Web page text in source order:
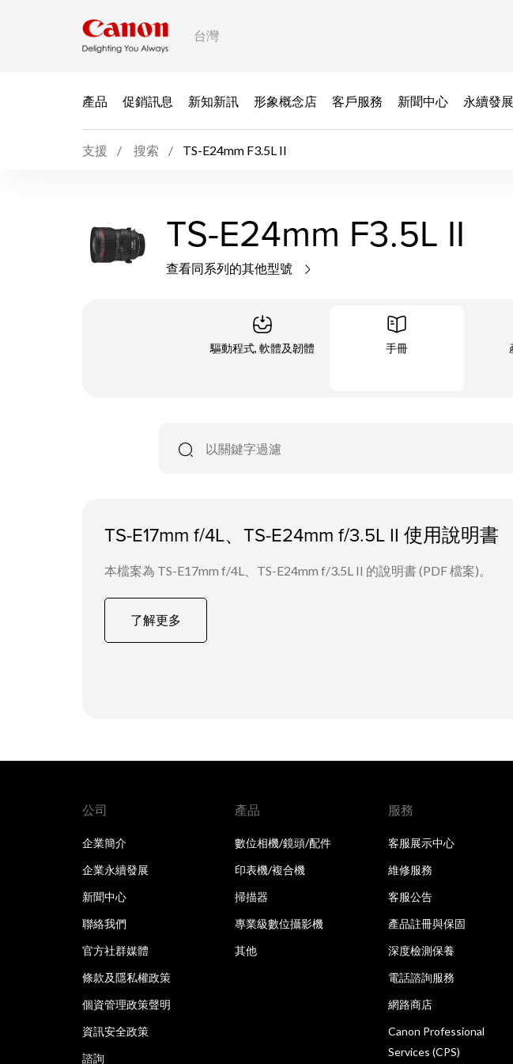
台灣
產品 促銷訊息 新知新訊 形象概念店 客戶服務 新聞中心 永續發展
支援 搜索 TS-E24mm F3.5L II
TS-E24mm F3.5L II
查看同系列的其他型號
驅動程式, 軟體及韌體 手冊
TS-E17mm f/4L、TS-E24mm f/3.5L II 使用說明書
本檔案為 TS-E17mm f/4L、TS-E24mm f/3.5L II 的說明書 (PDF 檔案)。
了解更多
公司
企業簡介
企業永續發展
新聞中心
聯絡我們
官方社群媒體
條款及隱私權政策
個資管理政策聲明
資訊安全政策
諮詢
產品
數位相機/鏡頭/配件
印表機/複合機
掃描器
專業級數位攝影機
其他
服務
客服展示中心
維修服務
客服公告
產品註冊與保固
深度檢測保養
電話諮詢服務
網路商店
Canon Professional
Services (CPS)